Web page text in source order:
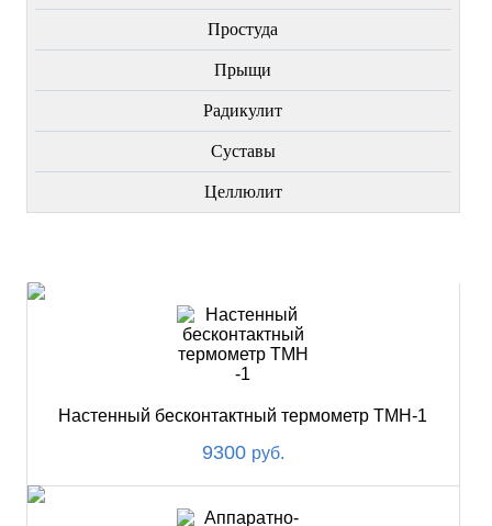
Простуда
Прыщи
Радикулит
Суставы
Целлюлит
Настенный бесконтактный термометр ТМН-1
9300 руб.